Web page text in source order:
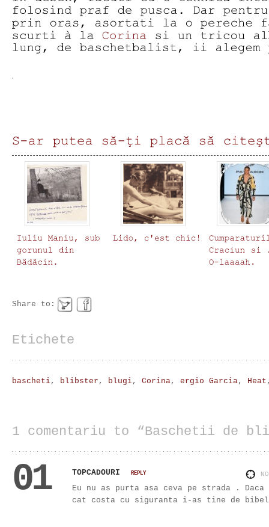
Share to:
Etichete
bascheti, blibster , blugi, Corina, ergio Garcia, Heat
1 comentariu to “Baschetii de
01 TOPCADOURI REPLY
Eu nu as purta asa ceva pe strada .
cat costa cu siguranta i-as tine de